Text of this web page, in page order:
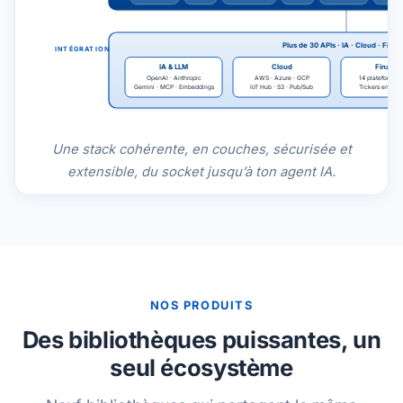
INTÉGRATIONS Plus de 30 APIs · IA · Cloud ·
IA & LLM
OpenAI · Anthropic
Gemini · MCP · Embeddings
Cloud
AWS · Azure · GCP
IoT Hub · S3 · Pub/Sub
14 plateformes
Tickers en
Une stack cohérente, en couches, sécurisée et
extensible, du socket jusqu’à ton agent IA.
NOS PRODUITS
Des bibliothèques puissantes, un
seul écosystème